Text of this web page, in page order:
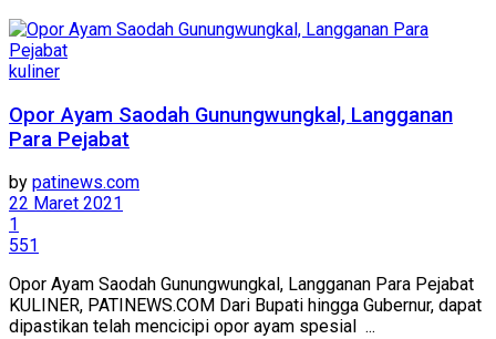
kuliner
Opor Ayam Saodah Gunungwungkal, Langganan
Para Pejabat
by patinews.com
22 Maret 2021
1
551
Opor Ayam Saodah Gunungwungkal, Langganan Para Pejabat
KULINER, PATINEWS.COM Dari Bupati hingga Gubernur, dapat
dipastikan telah mencicipi opor ayam spesial ...